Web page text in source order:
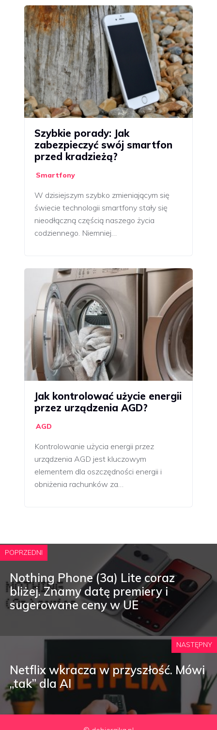
Szybkie porady: Jak
zabezpieczyć swój smartfon
przed kradzieżą?
Smartfony
W dzisiejszym szybko zmieniającym się
świecie technologii smartfony stały się
nieodłączną częścią naszego życia
codziennego. Niemniej…
Jak kontrolować użycie energii
przez urządzenia AGD?
AGD
Kontrolowanie użycia energii przez
urządzenia AGD jest kluczowym
elementem dla oszczędności energii i
obniżenia rachunków za…
POPRZEDNI
Nothing Phone (3a) Lite coraz
bliżej. Znamy datę premiery i
sugerowane ceny w UE
NASTĘPNY
Netflix wkracza w przyszłość. Mówi
„tak” dla AI